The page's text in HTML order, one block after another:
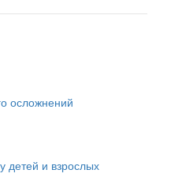
осложнений
детей и взрослых